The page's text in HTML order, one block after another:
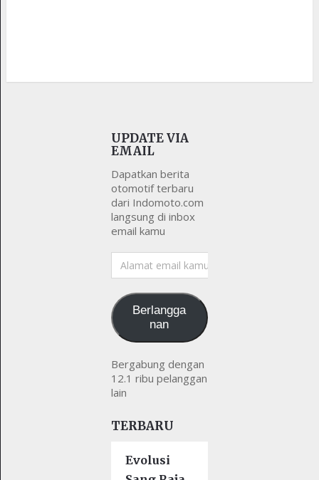
UPDATE VIA
EMAIL
Dapatkan berita
otomotif terbaru
dari Indomoto.com
langsung di inbox
email kamu
Alamat
email
Berlangga
nan
Bergabung dengan
12.1 ribu pelanggan
lain
TERBARU
Evolusi